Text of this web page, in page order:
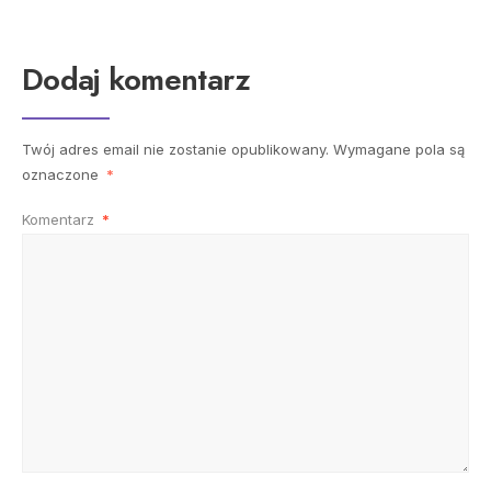
Dodaj komentarz
Twój adres email nie zostanie opublikowany. Wymagane pola są
oznaczone *
Komentarz *